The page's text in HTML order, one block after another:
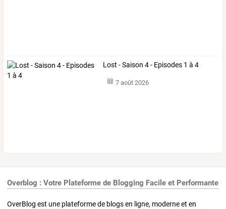
Lost - Saison 4 - Episodes 1 à 4
7 août 2026
Overblog : Votre Plateforme de Blogging Facile et Performante
OverBlog est une plateforme de blogs en ligne, moderne et en